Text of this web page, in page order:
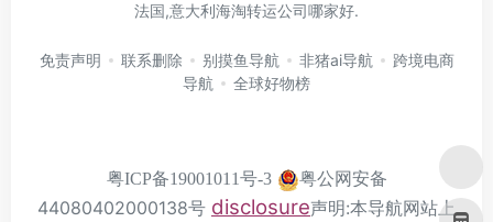
法国,意大利海淘转运公司哪家好.
免责声明 联系删除 别摸鱼导航 非猪ai导航
跨境电商
导航
全球好物榜
粤ICP备19001011号-3
粤公网安备
44080402000138号 disclosure声明:本导航网站上